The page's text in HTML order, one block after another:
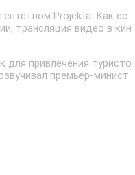
Projekta. Как со
трансляция видео в кин
для привлечения туристо
премьер-минист